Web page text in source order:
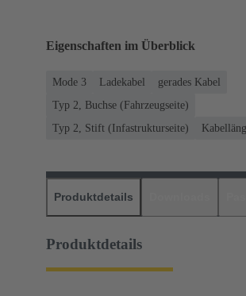
Eigenschaften im Überblick
Mode 3 Ladekabel
gerades Kabel
Typ 2, Buchse (Fahrzeugseite)
Typ 2, Stift (Infastrukturseite)
Produktdetails
Produktdetails